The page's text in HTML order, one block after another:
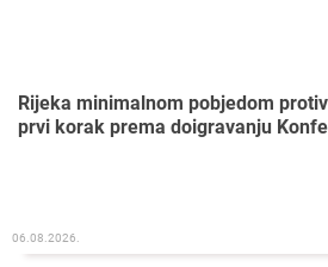
Rijeka minimalnom pobjedom
prvi korak prema doigravanju
06.08.2026.